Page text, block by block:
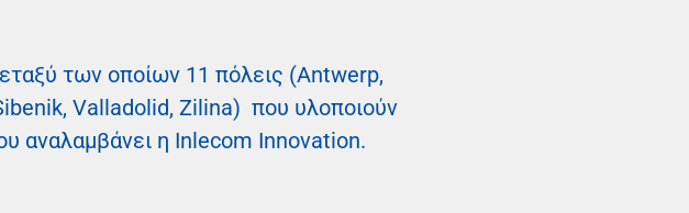
των οποίων 11 πόλεις (Antwerp,
Valladolid, Zilina) που υλοποιούν
αναλαμβάνει η Inlecom Innovation.